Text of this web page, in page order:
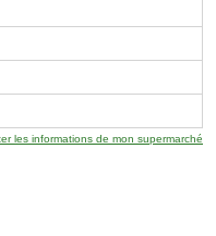
les informations de mon supermarché